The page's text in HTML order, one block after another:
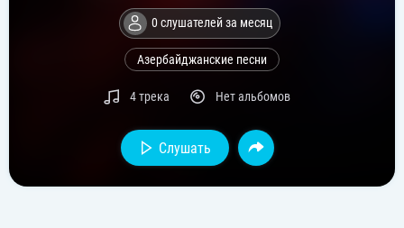
0 слушателей за месяц
Азербайджанские песни
4 трека Нет альбомов
Слушать